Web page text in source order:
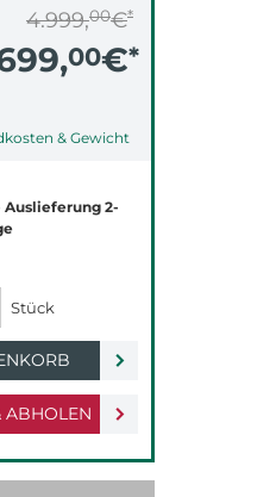
4.999,00€*
00€*
& Gewicht
ABHOLEN
Auslieferung 2-